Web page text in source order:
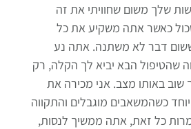
שלך משום שחוויתי את זה
כאשר אתה משקיע את כל
דבר לא משתנה. אתה נע
שהטיפול הבא יביא לך הקלה, רק
באותו מצב. אני מכירה את
כשהמשאבים מוגבלים והתקווה
כל זאת, אתה ממשיך לנסות,